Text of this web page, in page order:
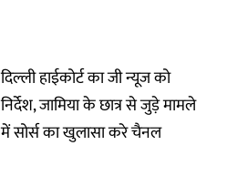
दिल्ली हाईकोर्ट का जी न्यूज को
निर्देश, जामिया के छात्र से जुड़े मामले
में सोर्स का खुलासा करे चैनल